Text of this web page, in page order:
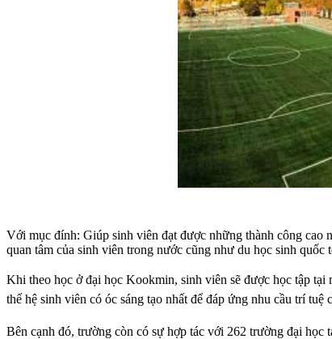
Với mục đính: Giúp sinh viên đạt được những thành công cao
quan tâm của sinh viên trong nước cũng như du học sinh quốc
Khi theo học ở đại học Kookmin, sinh viên sẽ được học tập
thế hệ sinh viên có óc sáng tạo nhất để đáp ứng nhu cầu trí tuệ
Bên cạnh đó, trường còn có sự hợp tác với 262 trường đại